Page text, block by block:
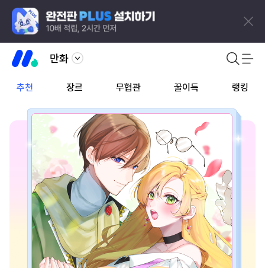
만화
추천 장르 무협관 꿀이득 랭킹